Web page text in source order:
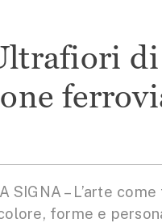
di
SIGNA – L’arte
forme e